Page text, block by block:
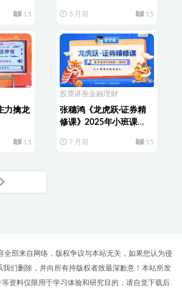
15 5 月前 15
力擒龙
15
股票讲座金融理财
张穗鸿《龙虎跃·证券精
修课》2025年小班课
7 月前 15
全部来自网络，版权争议与本站无关，如果您认为侵
我们删除，并向所有持版权者致最深歉意！本站所发
资料仅限用于学习体验和研究目的；请自觉下载后